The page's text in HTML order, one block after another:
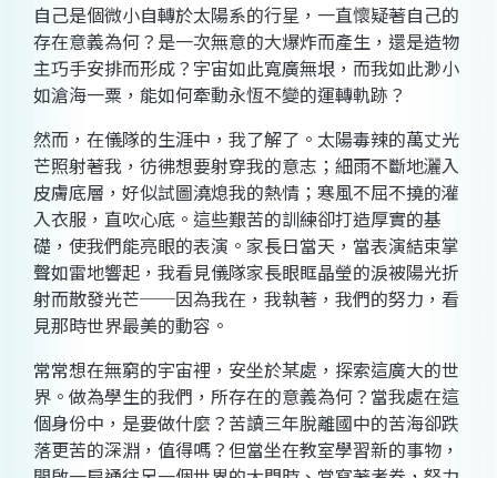
自己是個微小自轉於太陽系的行星，一直懷疑著自己的
存在意義為何？是一次無意的大爆炸而產生，還是造物
主巧手安排而形成？宇宙如此寬廣無垠，而我如此渺小
如滄海一粟，能如何牽動永恆不變的運轉軌跡？
然而，在儀隊的生涯中，我了解了。太陽毒辣的萬丈光
芒照射著我，彷彿想要射穿我的意志；細雨不斷地灑入
皮膚底層，好似試圖澆熄我的熱情；寒風不屈不撓的灌
入衣服，直吹心底。這些艱苦的訓練卻打造厚實的基
礎，使我們能亮眼的表演。家長日當天，當表演結束掌
聲如雷地響起，我看見儀隊家長眼眶晶瑩的淚被陽光折
射而散發光芒──因為我在，我執著，我們的努力，看
見那時世界最美的動容。
常常想在無窮的宇宙裡，安坐於某處，探索這廣大的世
界。做為學生的我們，所存在的意義為何？當我處在這
個身份中，是要做什麼？苦讀三年脫離國中的苦海卻跌
落更苦的深淵，值得嗎？但當坐在教室學習新的事物，